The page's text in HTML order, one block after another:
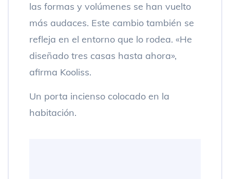
las formas y volúmenes se han vuelto
más audaces. Este cambio también se
refleja en el entorno que lo rodea. «He
diseñado tres casas hasta ahora»,
afirma Kooliss.
Un porta incienso colocado en la
habitación.